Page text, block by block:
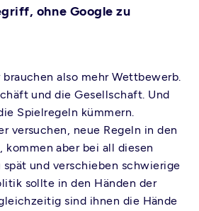
ohne Google zu
brauchen also mehr Wettbewerb.
und die Gesellschaft. Und
Spielregeln kümmern.
versuchen, neue Regeln in den
aber bei all diesen
und verschieben schwierige
sollte in den Händen der
sind ihnen die Hände